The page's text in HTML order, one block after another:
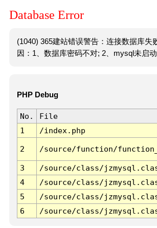
Database Error
(1040) 365建站错误警告：连接数据库失
因：1、数据库密码不对; 2、mysql未启动
PHP Debug
No. File
1
/index.php
2 /source/function/
3 /source/class/
4
/source/class/
5
/source/class/
6
/source/class/